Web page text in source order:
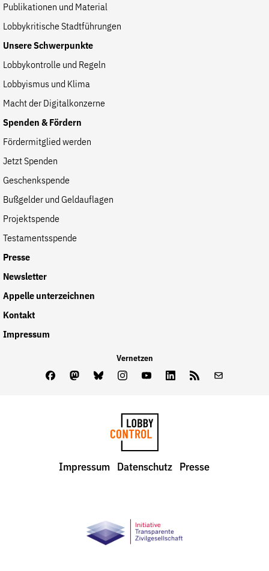
Publikationen und Material
Lobbykritische Stadtführungen
Unsere Schwerpunkte
Lobbykontrolle und Regeln
Lobbyismus und Klima
Macht der Digitalkonzerne
Spenden & Fördern
Fördermitglied werden
Jetzt Spenden
Geschenkspende
Bußgelder und Geldauflagen
Projektspende
Testamentsspende
Presse
Newsletter
Appelle unterzeichnen
Kontakt
Impressum
Vernetzen
FacebookMastodon
BlueskyInstagram
YoutubeLinkedInFeed
LobbyControl
Impressum Datenschutz Presse